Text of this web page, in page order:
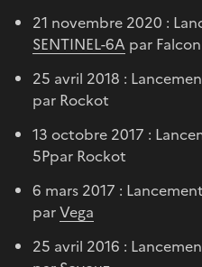
21 novembre 2020 :
SENTINEL-6A par
25 avril 2018 :
par Rockot
13 octobre 2017 :
5Ppar Rockot
6 mars 2017 :
parVega
25 avril 2016 :